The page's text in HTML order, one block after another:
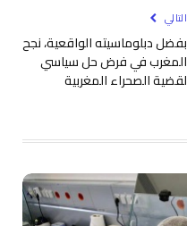
التالي
بفضل دبلوماسيته الواقعية، نجح
المغرب في فرض حل سياسي
لقضية الصحراء المغربية